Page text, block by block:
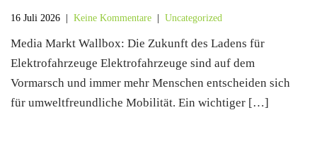
16 Juli 2026 Keine Kommentare Uncategorized
Media Markt Wallbox: Die Zukunft des Ladens für
Elektrofahrzeuge Elektrofahrzeuge sind auf dem
Vormarsch und immer mehr Menschen entscheiden sich
für umweltfreundliche Mobilität. Ein wichtiger […]